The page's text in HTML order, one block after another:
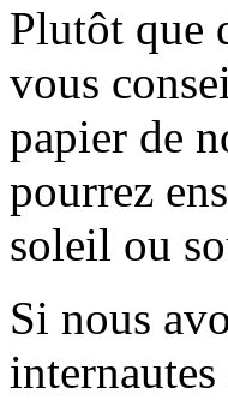
Plutôt que
vous
papier de
pourrez
soleil ou
Si nous